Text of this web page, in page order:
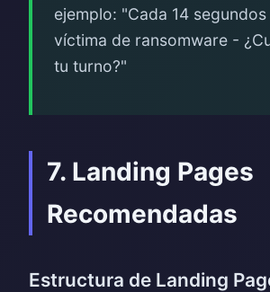
ejemplo: "Cada 14
víctima de ransomware -
tu turno?"
7. Landing Pages
Recomendadas
Estructura de Landing